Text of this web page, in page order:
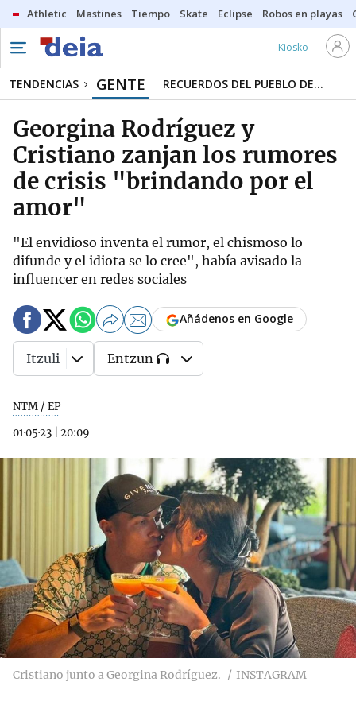
Athletic Mastines Tiempo Skate Eclipse Robos en playas
Kiosko
TENDENCIAS GENTE RECUERDOS DEL PUEBLO DE...
Georgina Rodríguez y
Cristiano zanjan los rumores
de crisis "brindando por el
amor"
"El envidioso inventa el rumor, el chismoso lo
difunde y el idiota se lo cree", había avisado la
influencer en redes sociales
NTM / EP
01·05·23
20:09
Añádenos en Google
Itzuli Entzun
Cristiano junto a Georgina Rodríguez. INSTAGRAM